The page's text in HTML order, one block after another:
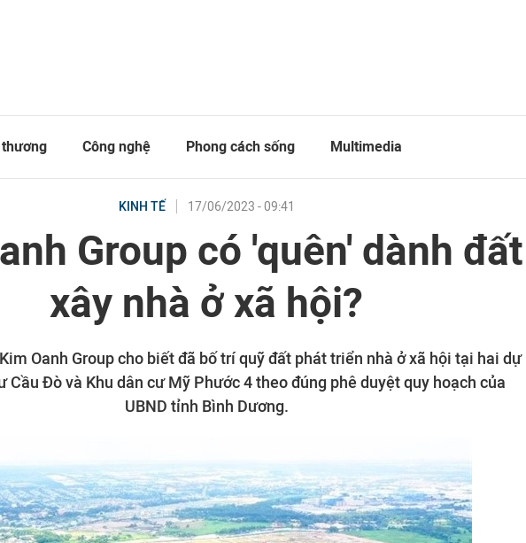
Công nghệ Phong cách sống Multimedia
KINH TẾ 17/06/2023 - 09:41
Group có 'quên' dành đất
xây nhà ở xã hội?
Oanh Group cho biết đã bố trí quỹ đất phát triển nhà ở xã hội tại hai dự
Cầu Đò và Khu dân cư Mỹ Phước 4 theo đúng phê duyệt quy hoạch của
UBND tỉnh Bình Dương.